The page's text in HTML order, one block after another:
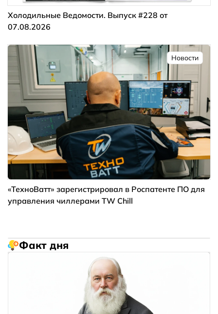
Холодильные Ведомости. Выпуск #228 от
07.08.2026
Новости
«ТехноВатт» зарегистрировал в Роспатенте ПО для
управления чиллерами TW Chill
Факт дня